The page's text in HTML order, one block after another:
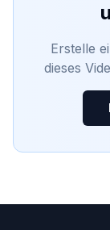
Erstelle
dieses